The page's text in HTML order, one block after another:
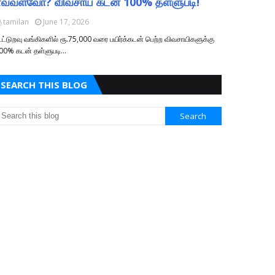
tamilan
June 17, 2026
வங்கிகளில் ரூ.75,000 வரை பயிர்க்கடன் பெற்ற விவசாயிகளுக்கு
கடன் தள்ளுபடி…
SEARCH THIS BLOG